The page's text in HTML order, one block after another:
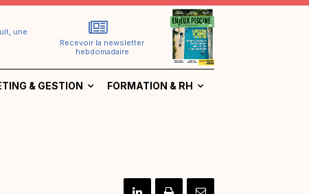
une
Recevoir la newsletter
hebdomadaire
& GESTION FORMATION & RH